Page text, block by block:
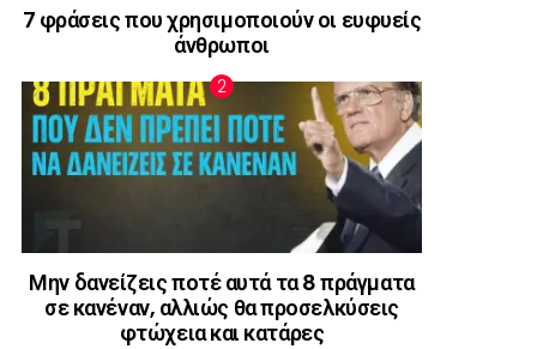
7 φράσεις που χρησιμοποιούν οι ευφυείς
άνθρωποι
Μην δανείζεις ποτέ αυτά τα 8 πράγματα
σε κανέναν, αλλιώς θα προσελκύσεις
φτώχεια και κατάρες